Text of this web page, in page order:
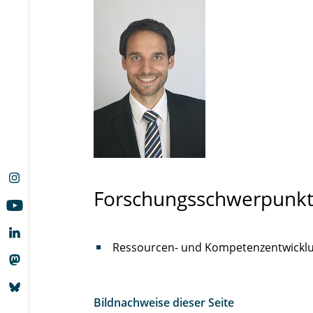
Ressourcen- und
Bildnachweise dieser Seite